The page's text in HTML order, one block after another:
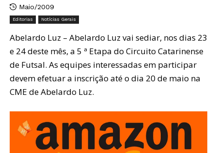
Maio/2009
Editorias Notícias Gerais
Abelardo Luz – Abelardo Luz vai sediar, nos dias 23
e 24 deste mês, a 5 ª Etapa do Circuito Catarinense
de Futsal. As equipes interessadas em participar
devem efetuar a inscrição até o dia 20 de maio na
CME de Abelardo Luz.